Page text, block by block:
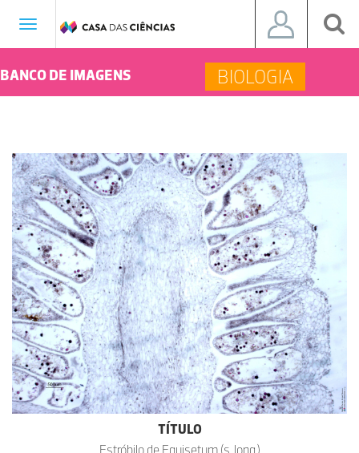
Toggle
BANCO DE IMAGENS BIOLOGIA
TÍTULO
Estróbilo de Equisetum (s. long.)